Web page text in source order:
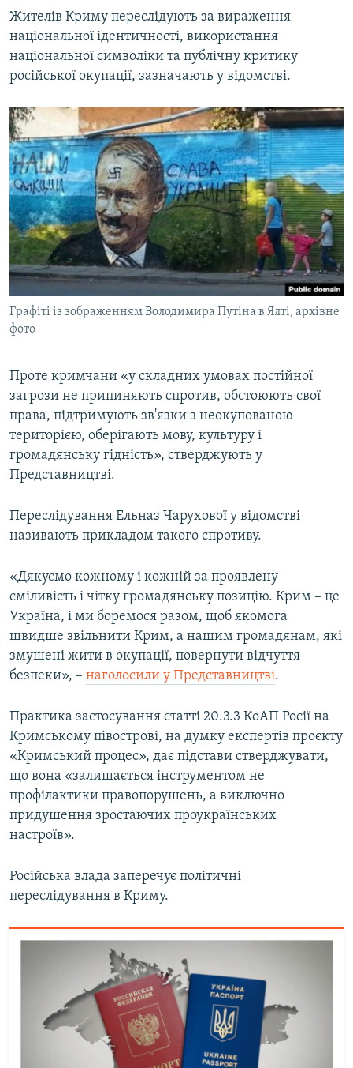
Жителів Криму переслідують за вираження
національної ідентичності, використання
національної символіки та публічну критику
російської окупації, зазначають у відомстві.
Графіті із зображенням Володимира Путіна в Ялті, архівне
фото
Проте кримчани «у складних умовах постійної
загрози не припиняють спротив, обстоюють свої
права, підтримують зв'язки з неокупованою
територією, оберігають мову, культуру і
громадянську гідність», стверджують у
Представництві.
Переслідування Ельназ Чарухової у відомстві
називають прикладом такого спротиву.
«Дякуємо кожному і кожній за проявлену
сміливість і чітку громадянську позицію. Крим – це
Україна, і ми боремося разом, щоб якомога
швидше звільнити Крим, а нашим громадянам, які
змушені жити в окупації, повернути відчуття
безпеки», – наголосили у Представництві.
Практика застосування статті 20.3.3 КоАП Росії на
Кримському півострові, на думку експертів проєкту
«Кримський процес», дає підстави стверджувати,
що вона «залишається інструментом не
профілактики правопорушень, а виключно
придушення зростаючих проукраїнських
настроїв».
Російська влада заперечує політичні
переслідування в Криму.